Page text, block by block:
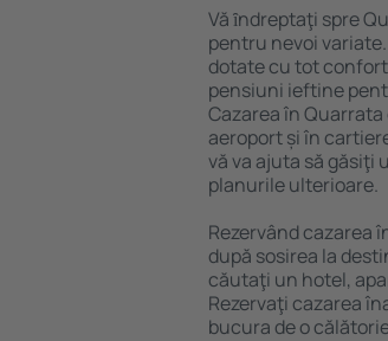
Vă ȋndreptaţi spre
pentru nevoi
dotate cu tot
pensiuni ieftine
Cazarea în
aeroport și în
vă va ajuta să găsiţi
planurile ulterioare.
Rezervând cazarea
după sosirea la
căutaţi un hotel,
Rezervaţi cazarea
bucura de o